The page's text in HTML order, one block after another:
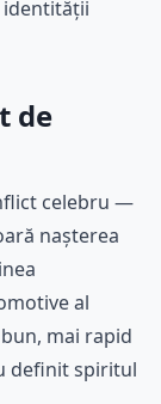
identității
de
celebru —
nașterea
al
mai rapid
definit spiritul